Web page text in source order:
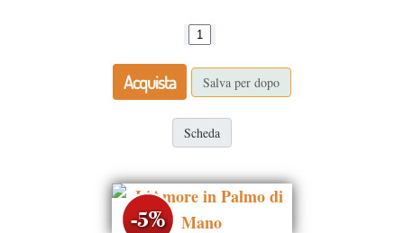
Acquista Salva per dopo
Scheda